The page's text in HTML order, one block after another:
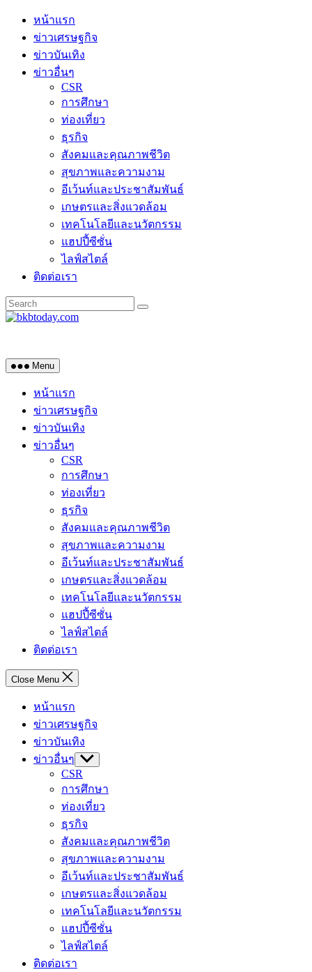
Skip
content
หน้าแรก
ข่าวเศรษฐกิจ
ข่าวบันเทิง
ข่าวอื่นๆ
CSR
การศึกษา
ท่องเที่ยว
ธุรกิจ
สังคมและคุณภาพชีวิต
สุขภาพและความงาม
อีเว้นท์และประชาสัมพันธ์
เกษตรและสิ่งแวดล้อม
เทคโนโลยีและนวัตกรรม
แฮปปี้ซีซั่น
ไลฟ์สไตล์
ติดต่อเรา
Menu
หน้าแรก
ข่าวเศรษฐกิจ
ข่าวบันเทิง
ข่าวอื่นๆ
CSR
การศึกษา
ท่องเที่ยว
ธุรกิจ
สังคมและคุณภาพชีวิต
สุขภาพและความงาม
อีเว้นท์และประชาสัมพันธ์
เกษตรและสิ่งแวดล้อม
เทคโนโลยีและนวัตกรรม
แฮปปี้ซีซั่น
ไลฟ์สไตล์
ติดต่อเรา
Close Menu
หน้าแรก
ข่าวเศรษฐกิจ
ข่าวบันเทิง
ข่าวอื่นๆ Show
sub
menu
CSR
การศึกษา
ท่องเที่ยว
ธุรกิจ
สังคมและคุณภาพชีวิต
สุขภาพและความงาม
อีเว้นท์และประชาสัมพันธ์
เกษตรและสิ่งแวดล้อม
เทคโนโลยีและนวัตกรรม
แฮปปี้ซีซั่น
ไลฟ์สไตล์
ติดต่อเรา